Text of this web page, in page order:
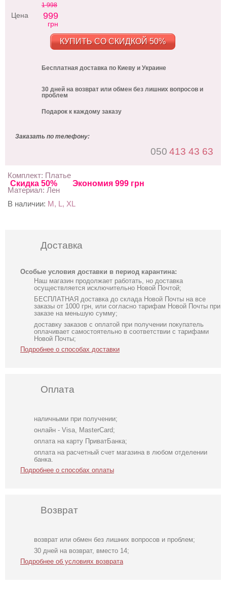
Скидка 50% Экономия 999 грн
Цена
1 998
999
грн
КУПИТЬ СО СКИДКОЙ 50%
Бесплатная доставка по Киеву и Украине
30 дней на возврат или обмен без лишних вопросов и
проблем
Подарок к каждому заказу
Заказать по телефону:
050 413 43 63
Комплект: Платье
Материал: Лен
В наличии: M, L, XL
Доставка
Особые условия доставки в период карантина:
Наш магазин продолжает работать, но доставка
осуществляется исключительно Новой Почтой;
БЕСПЛАТНАЯ доставка до склада Новой Почты на все
заказы от 1000 грн, или согласно тарифам Новой Почты при
заказе на меньшую сумму;
доставку заказов с оплатой при получении покупатель
оплачивает самостоятельно в соответствии с тарифами
Новой Почты;
Подробнее о способах доставки
Оплата
наличными при получении;
онлайн - Visa, MasterCard;
оплата на карту ПриватБанка;
оплата на расчетный счет магазина в любом отделении
банка.
Подробнее о способах оплаты
Возврат
возврат или обмен без лишних вопросов и проблем;
30 дней на возврат, вместо 14;
Подробнее об условиях возврата
Длинное
свадебное белое
платье с
Фатиновое
короткое белое
платье с